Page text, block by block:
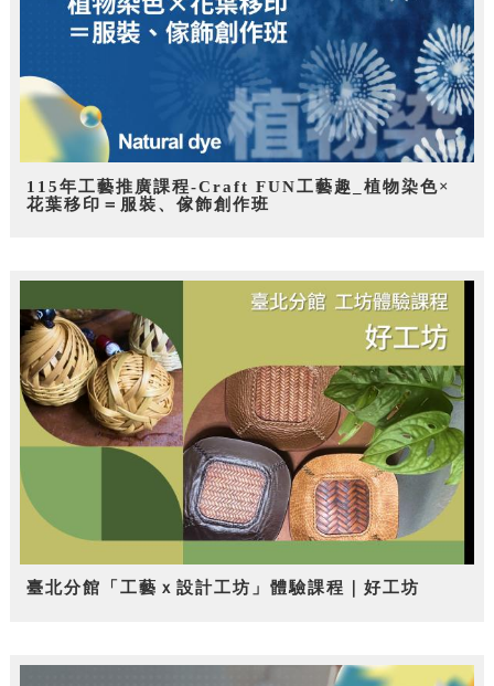
115年工藝推廣課程-Craft FUN工藝趣_植物染色×
花葉移印＝服裝、傢飾創作班
臺北分館「工藝ｘ設計工坊」體驗課程｜好工坊